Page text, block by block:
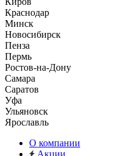
Краснодар
Минск
Новосибирск
Пенза
Пермь
Ростов-на-Дону
Самара
Саратов
Уфа
Ульяновск
Ярославль
О компании
Акции